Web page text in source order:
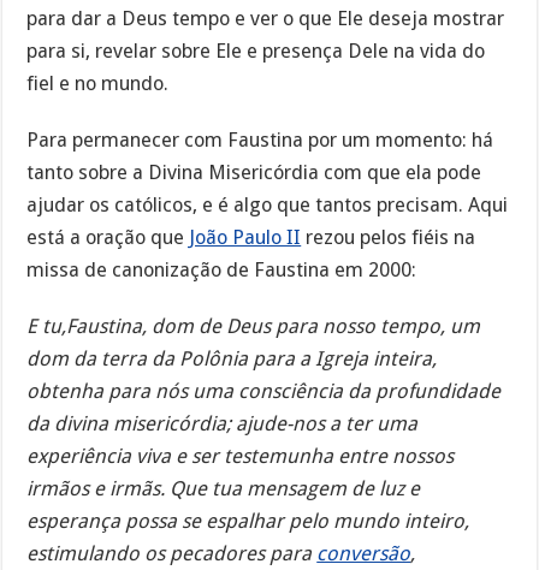
para dar a Deus tempo e ver o que Ele deseja mostrar
para si, revelar sobre Ele e presença Dele na vida do
fiel e no mundo.
Para permanecer com Faustina por um momento: há
tanto sobre a Divina Misericórdia com que ela pode
ajudar os católicos, e é algo que tantos precisam. Aqui
está a oração que João Paulo II rezou pelos fiéis na
missa de canonização de Faustina em 2000:
E tu,Faustina, dom de Deus para nosso tempo, um
dom da terra da Polônia para a Igreja inteira,
obtenha para nós uma consciência da profundidade
da divina misericórdia; ajude-nos a ter uma
experiência viva e ser testemunha entre nossos
irmãos e irmãs. Que tua mensagem de luz e
esperança possa se espalhar pelo mundo inteiro,
estimulando os pecadores para conversão,